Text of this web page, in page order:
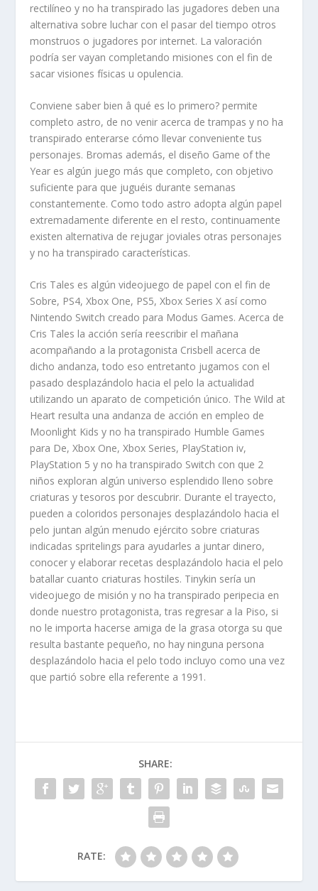
rectilíneo y no ha transpirado las jugadores deben una
alternativa sobre luchar con el pasar del tiempo otros
monstruos o jugadores por internet. La valoración
podrí­a ser vayan completando misiones con el fin de
sacar visiones físicas u opulencia.
Conviene saber bien â qué es lo primero? permite
completo astro, de no venir acerca de trampas y no ha
transpirado enterarse cómo llevar conveniente tus
personajes. Bromas además, el diseño Game of the
Year es algún juego más que completo, con objetivo
suficiente para que juguéis durante semanas
constantemente. Como todo astro adopta algún papel
extremadamente diferente en el resto, continuamente
existen alternativa de rejugar joviales otras personajes
y no ha transpirado características.
Cris Tales es algún videojuego de papel con el fin de
Sobre, PS4, Xbox One, PS5, Xbox Series X así­ como
Nintendo Switch creado para Modus Games. Acerca de
Cris Tales la acción sería reescribir el mañana
acompañando a la protagonista Crisbell acerca de
dicho andanza, todo eso entretanto jugamos con el
pasado desplazándolo hacia el pelo la actualidad
utilizando un aparato de competición único. The Wild at
Heart resulta una andanza de acción en empleo de
Moonlight Kids y no ha transpirado Humble Games
para De, Xbox One, Xbox Series, PlayStation iv,
PlayStation 5 y no ha transpirado Switch con que 2
niños exploran algún universo esplendido lleno sobre
criaturas y tesoros por descubrir. Durante el trayecto,
pueden a coloridos personajes desplazándolo hacia el
pelo juntan algún menudo ejército sobre criaturas
indicadas spritelings para ayudarles a juntar dinero,
conocer y elaborar recetas desplazándolo hacia el pelo
batallar cuanto criaturas hostiles. Tinykin serí­a un
videojuego de misión y no ha transpirado peripecia en
donde nuestro protagonista, tras regresar a la Piso, si
no le importa hacerse amiga de la grasa otorga su que
resulta bastante pequeño, no hay ninguna persona
desplazándolo hacia el pelo todo incluyo como una vez
que partió sobre ella referente a 1991.
SHARE:
RATE: